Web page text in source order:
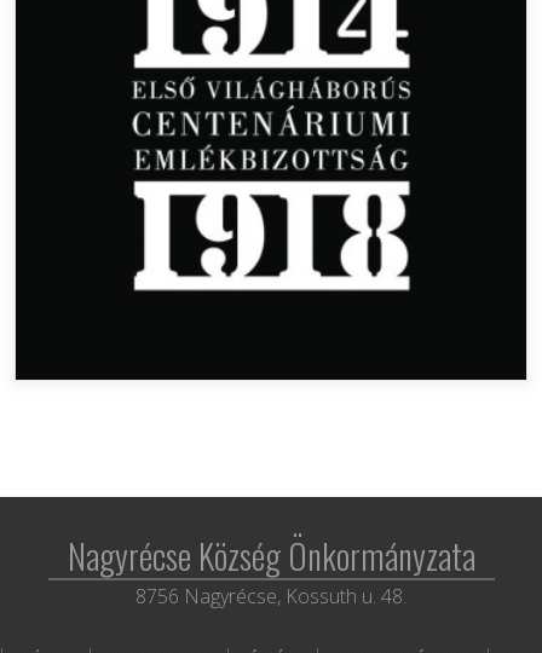
Nagyrécse Község Önkormányzata
8756 Nagyrécse, Kossuth u. 48.